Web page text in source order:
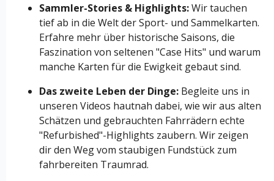
Sammler-Stories & Highlights:Wir tauchen
tief ab in die Welt der Sport- und Sammelkarten.
Erfahre mehr über historische Saisons, die
Faszination von seltenen "Case Hits" und warum
manche Karten für die Ewigkeit gebaut sind.
Das zweite Leben der Dinge: Begleite uns in
unseren Videos hautnah dabei, wie wir aus alten
Schätzen und gebrauchten Fahrrädern echte
"Refurbished"-Highlights zaubern. Wir zeigen
dir den Weg vom staubigen Fundstück zum
fahrbereiten Traumrad.